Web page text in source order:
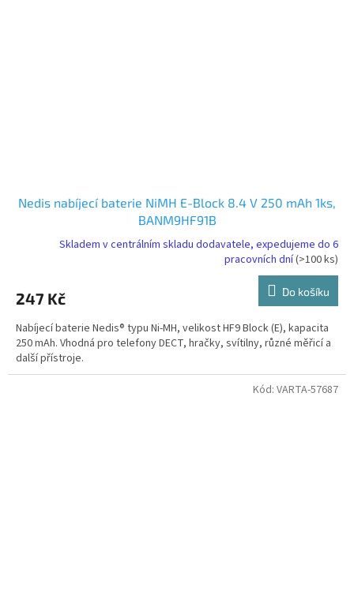
Nedis nabíjecí baterie NiMH E-Block 8.4 V 250 mAh 1ks,
BANM9HF91B
Skladem v centrálním skladu dodavatele, expedujeme do 6
pracovních dní(>100 ks)
247 Kč Do košíku
Nabíjecí baterie Nedis® typu Ni-MH, velikost HF9 Block (E), kapacita
250 mAh. Vhodná pro telefony DECT, hračky, svítilny, různé měřicí a
další přístroje.
Kód: VARTA-57687